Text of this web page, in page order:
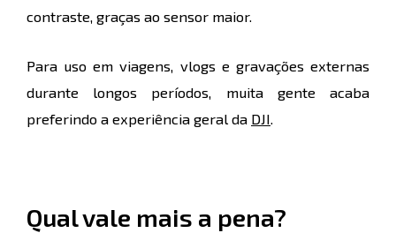
contraste, graças ao sensor maior.
Para uso em viagens, vlogs e gravações externas
durante longos períodos, muita gente acaba
preferindo a experiência geral da DJI.
Qual vale mais a pena?